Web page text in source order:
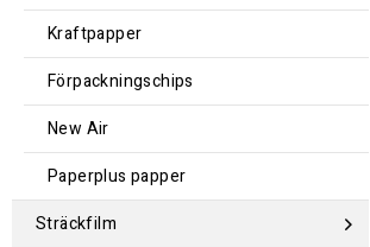
Kraftpapper
Förpackningschips
New Air
Paperplus papper
Sträckfilm